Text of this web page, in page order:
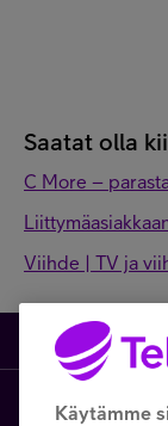
Saatat olla
C More –
Viihde | TV ja
Kauppa
Käytämme